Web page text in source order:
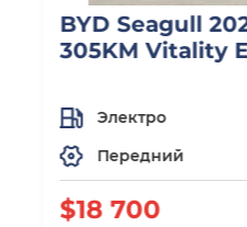
BYD Seagull
305KM Vitality
Электро
Передний
$18 700